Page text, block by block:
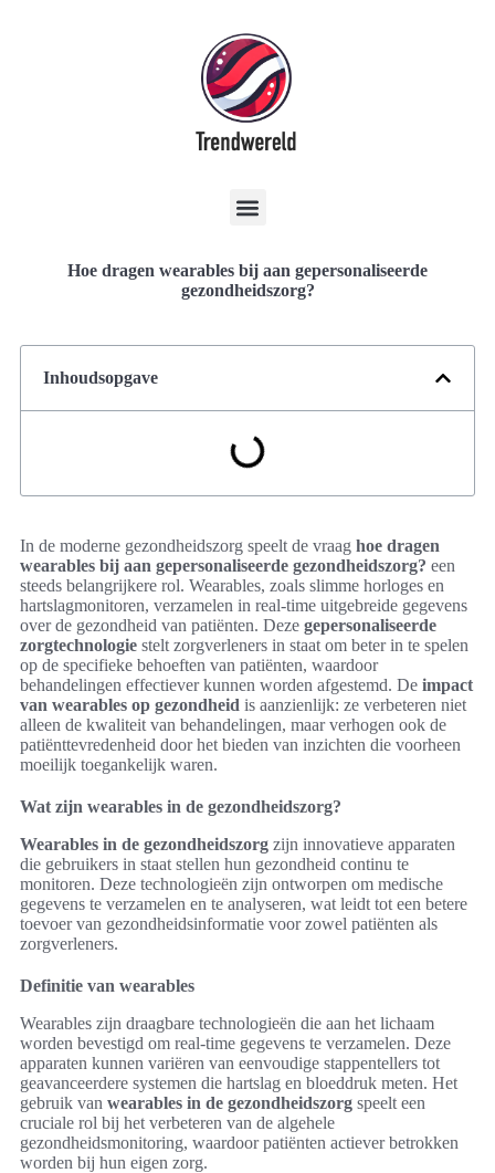
Hoe dragen wearables bij aan gepersonaliseerde
gezondheidszorg?
Inhoudsopgave
In de moderne gezondheidszorg speelt de vraag hoe dragen
wearables bij aan gepersonaliseerde gezondheidszorg? een
steeds belangrijkere rol. Wearables, zoals slimme horloges en
hartslagmonitoren, verzamelen in real-time uitgebreide gegevens
over de gezondheid van patiënten. Deze gepersonaliseerde
zorgtechnologie stelt zorgverleners in staat om beter in te spelen
op de specifieke behoeften van patiënten, waardoor
behandelingen effectiever kunnen worden afgestemd. De impact
van wearables op gezondheid is aanzienlijk: ze verbeteren niet
alleen de kwaliteit van behandelingen, maar verhogen ook de
patiënttevredenheid door het bieden van inzichten die voorheen
moeilijk toegankelijk waren.
Wat zijn wearables in de gezondheidszorg?
Wearables in de gezondheidszorg zijn innovatieve apparaten
die gebruikers in staat stellen hun gezondheid continu te
monitoren. Deze technologieën zijn ontworpen om medische
gegevens te verzamelen en te analyseren, wat leidt tot een betere
toevoer van gezondheidsinformatie voor zowel patiënten als
zorgverleners.
Definitie van wearables
Wearables zijn draagbare technologieën die aan het lichaam
worden bevestigd om real-time gegevens te verzamelen. Deze
apparaten kunnen variëren van eenvoudige stappentellers tot
geavanceerdere systemen die hartslag en bloeddruk meten. Het
gebruik van wearables in de gezondheidszorg speelt een
cruciale rol bij het verbeteren van de algehele
gezondheidsmonitoring, waardoor patiënten actiever betrokken
worden bij hun eigen zorg.